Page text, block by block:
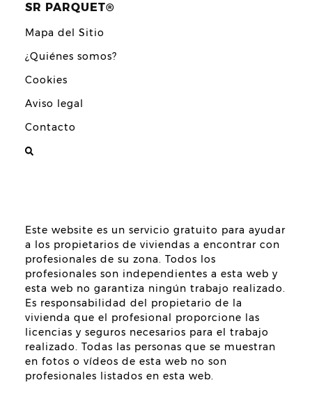
SR PARQUET®
Mapa del Sitio
¿Quiénes somos?
Cookies
Aviso legal
Contacto
Este website es un servicio gratuito para ayudar
a los propietarios de viviendas a encontrar con
profesionales de su zona. Todos los
profesionales son independientes a esta web y
esta web no garantiza ningún trabajo realizado.
Es responsabilidad del propietario de la
vivienda que el profesional proporcione las
licencias y seguros necesarios para el trabajo
realizado. Todas las personas que se muestran
en fotos o vídeos de esta web no son
profesionales listados en esta web.